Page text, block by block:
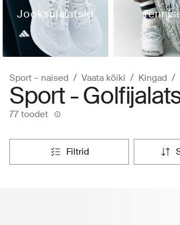
Jooksujalatsid
Sport – naised Vaata kõiki Kingad
Sport -
77 toodet
filtrid